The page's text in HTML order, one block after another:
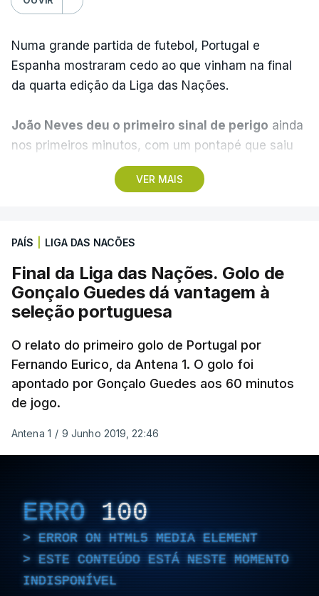
VER MAIS
Numa grande partida de futebol, Portugal e
Espanha mostraram cedo ao que vinham na final
da quarta edição da Liga das Nações.
João Neves deu o primeiro sinal de perigo ainda
nos primeiros minutos, com um pontapé que saiu
ao lado da baliza de Unai Simón e a Espanha
acabou por pegar no jogo.Pedri tentou o primeiro
da área.O remate saiu fraco e ao lado
Aos 21 minutos, a Espanha chegou ao golo.
Portugal deixou-se distrair na defesa, João
Neves cortou mal a bola e Zubimendi com muita
calma só teve de encostar.No entanto, a festa
espanhola pouco durou.Nuno Mendes,
incontestavelmente o melhor lateral esquerdo
do mundo, já em meio-campo espanhol avançou
colocado para o empate.
golo pela Seleção Nacional
enorme exibição frente à Alemanha.
ERRO303
PAÍS LIGA DAS NACÕES
Final da Liga das Nações. Golo de
Gonçalo Guedes dá vantagem à
seleção portuguesa
O relato do primeiro golo de Portugal por
Fernando Eurico, da Antena 1. O golo foi
apontado por Gonçalo Guedes aos 60 minutos
de jogo.
Antena 1 / 9 Junho 2019, 22:46
ERRO 100
ERROR ON HTML5 MEDIA ELEMENT
ESTE CONTEÚDO ESTÁ NESTE MOMENTO
INDISPONÍVEL